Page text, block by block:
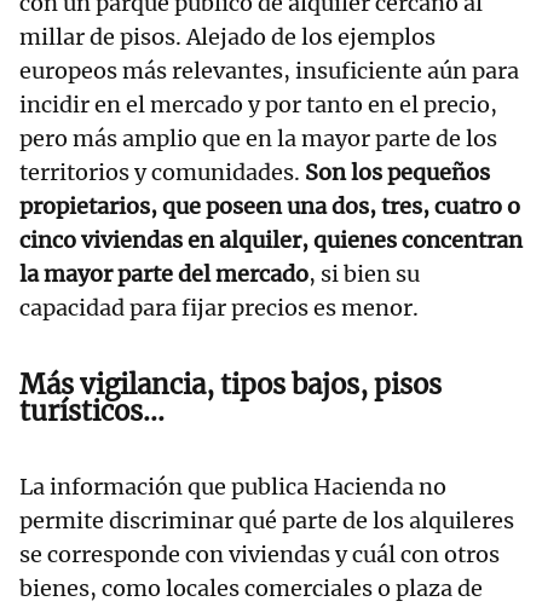
millar de pisos. Alejado de los ejemplos
europeos más relevantes, insuficiente aún para
incidir en el mercado y por tanto en el precio,
pero más amplio que en la mayor parte de los
territorios y comunidades. Son los pequeños
propietarios, que poseen una dos, tres, cuatro o
cinco viviendas en alquiler, quienes concentran
la mayor parte del mercado, si bien su
capacidad para fijar precios es menor.
Más vigilancia, tipos bajos, pisos
turísticos...
La información que publica Hacienda no
permite discriminar qué parte de los alquileres
se corresponde con viviendas y cuál con otros
bienes, como locales comerciales o plaza de